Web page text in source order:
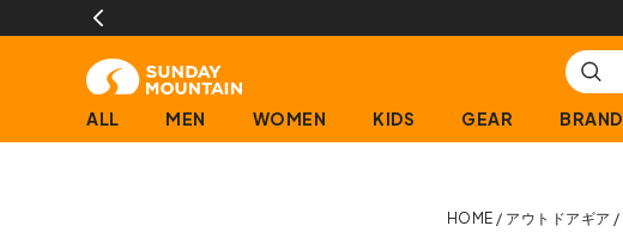
ALL MEN WOMEN KIDS GEAR BRAND
HOME アウトドアギア